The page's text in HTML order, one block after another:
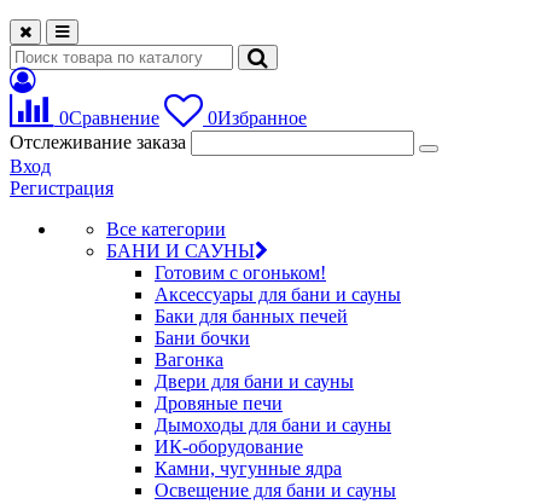
0Сравнение 0Избранное
Отслеживание заказа
Вход
Регистрация
Все категории
БАНИ И САУНЫ
Готовим с огоньком!
Аксессуары для бани и сауны
Баки для банных печей
Бани бочки
Вагонка
Двери для бани и сауны
Дровяные печи
Дымоходы для бани и сауны
ИК-оборудование
Камни, чугунные ядра
Освещение для бани и сауны